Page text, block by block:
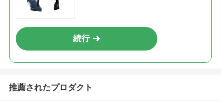
続行
推薦されたプロダクト